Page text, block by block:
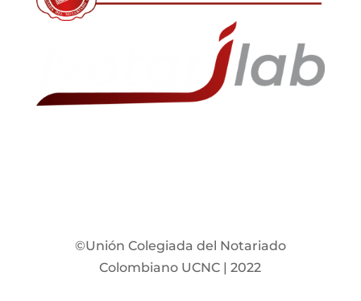
©Unión Colegiada del Notariado
Colombiano UCNC | 2022